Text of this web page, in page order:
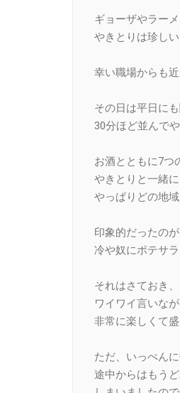
ギョーザやラー
やきとりは珍しい
幸い職場からも
その日は平日に
30分ほど並んでや
お酒とともに7つ
やきとりと一緒
やっぱりどの地
印象的だったの
冷や奴にポテサ
それはさておき
ワイワイ言いな
非常に楽しくて盛
ただ、いっぺん
途中からはもう